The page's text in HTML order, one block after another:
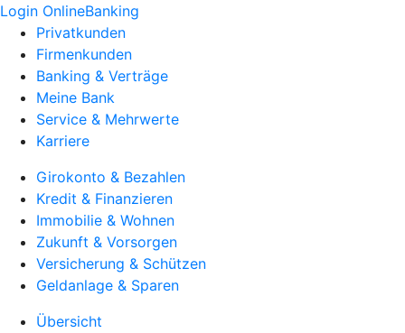
Login OnlineBanking
Privatkunden
Firmenkunden
Banking & Verträge
Meine Bank
Service & Mehrwerte
Karriere
Girokonto & Bezahlen
Kredit & Finanzieren
Immobilie & Wohnen
Zukunft & Vorsorgen
Versicherung & Schützen
Geldanlage & Sparen
Übersicht